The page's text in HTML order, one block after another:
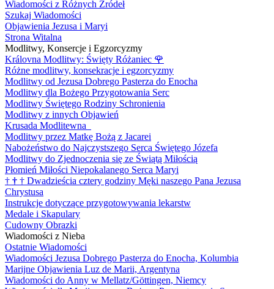
Wiadomości z Różnych Źródeł
Szukaj Wiadomości
Objawienia Jezusa i Maryi
Strona Witalna
Modlitwy, Konsercje i Egzorcyzmy
Královna Modlitwy: Święty Różaniec 🌹
Różne modlitwy, konsekracje i egzorcyzmy
Modlitwy od Jezusa Dobrego Pasterza do Enocha
Modlitwy dla Bożego Przygotowania Serc
Modlitwy Świętego Rodziny Schronienia
Modlitwy z innych Objawień
Krusada Modlitewna
Modlitwy przez Matkę Bożą z Jacarei
Nabożeństwo do Najczystszego Serca Świętego Józefa
Modlitwy do Zjednoczenia się ze Świątą Miłością
Płomień Miłości Niepokalanego Serca Maryi
† † † Dwadzieścia cztery godziny Męki naszego Pana Jezusa
Chrystusa
Instrukcje dotyczące przygotowywania lekarstw
Medale i Skapulary
Cudowny Obrazki
Wiadomości z Nieba
Ostatnie Wiadomości
Wiadomości Jezusa Dobrego Pasterza do Enocha, Kolumbia
Marijne Objawienia Luz de Marii, Argentyna
Wiadomości do Anny w Mellatz/Göttingen, Niemcy